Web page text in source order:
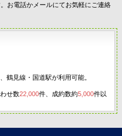
お電話かメールにてお気軽にご連絡
鶴見線・国道駅が利用可能。
せ数22,000件、成約数約5,000件以